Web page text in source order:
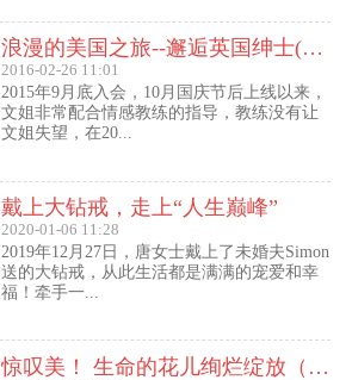
浪漫的美国之旅--邂逅英国绅士(文姐与Kent的见面动态）
2016-02-26 11:01
2015年9月底入会，10月国庆节后上线以来，
文姐非常配合情感教练的指导，教练没有让
文姐失望，在20...
戴上大钻戒，走上“人生巅峰”
2020-01-06 11:28
2019年12月27日，唐女士戴上了未婚夫Simon
送的大钻戒，从此生活都是满满的宠爱和幸
福！牵手一...
惊叹美！ 生命的花儿绚烂绽放（47岁的Lily结婚啦！）